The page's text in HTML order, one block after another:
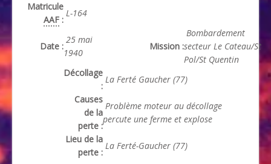
Matricule
AAF :
L-164
Date :
25 mai
1940
Mission :
Bombardement
secteur Le Cateau/St
Pol/St Quentin
Décollage
:
La Ferté Gaucher (77)
Causes
de la
perte :
Problème moteur au décollage
percute une ferme et explose
Lieu de la
perte :
La Ferté-Gaucher (77)